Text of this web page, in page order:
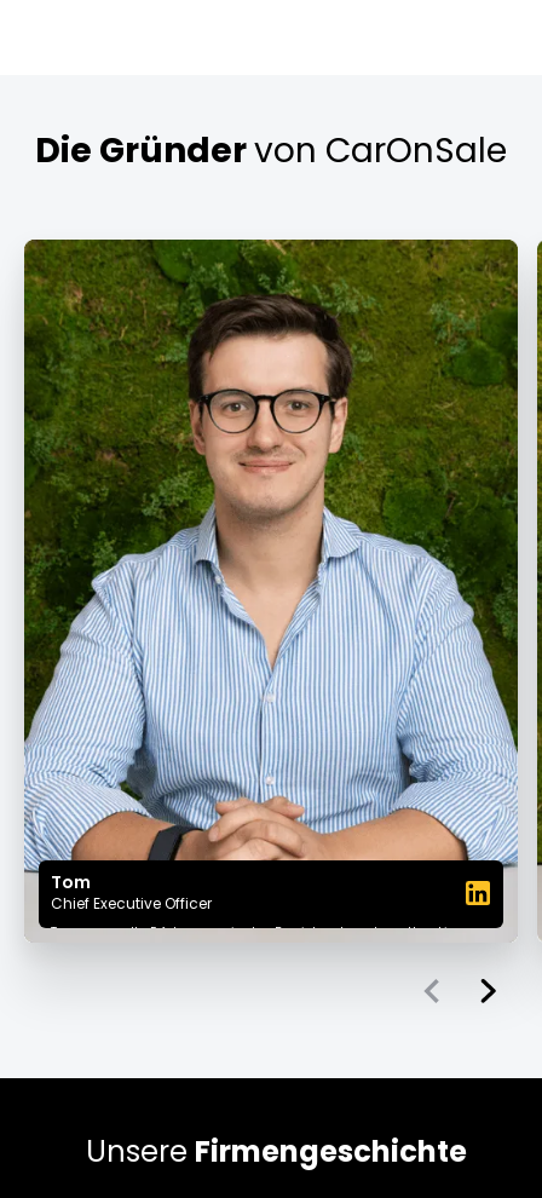
Die Gründervon CarOnSale
Tom
Chief Executive Officer
Tom sammelte Erfahrungen in den Bereichen Investmentbanking,
gemeinsamen Freund kennenlernte, und seinem alten Freund Fabian
COS gründete. Als CEO sind Toms Denkweise als Investor und sein
Unsere Firmengeschichte